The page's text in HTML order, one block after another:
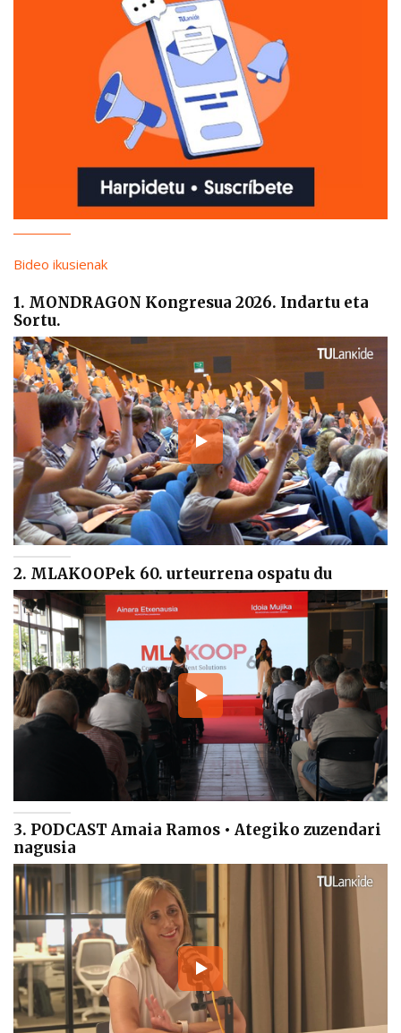
Bideo ikusienak
1. MONDRAGON Kongresua 2026. Indartu eta
Sortu.
2. MLAKOOPek 60. urteurrena ospatu du
3. PODCAST Amaia Ramos • Ategiko zuzendari
nagusia